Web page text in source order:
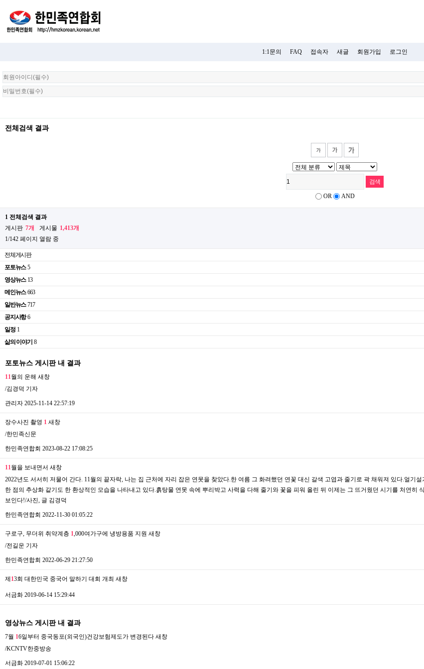
1:1문의 FAQ 접속자 새글 회원가입 로그인
회
원
로
전체검색 결과
OR AND
1 전체검색 결과
게시판 7개 게시물 1,413개
1/142 페이지 열람 중
전체게시판
포토뉴스 5
영상뉴스 13
메인뉴스 663
일반뉴스 717
공지사항 6
일정 1
삶의 이야기 8
포토뉴스 게시판 내 결과
11월의 운해 새창
/김경덕 기자
관리자 2025-11-14 22:57:19
장수사진 촬영 1 새창
/한민족신문
한민족연합회 2023-08-22 17:08:25
11월을 보내면서 새창
2022년도 서서히 저물어 간다. 11월의 끝자락, 나는 집 근처에 자리 잡은 연못을 찾았다.한 여름 그 화려했던 연꽃 대신 갈색 고엽과 줄기로 곽 채워져 있다.얼기
한 점의 추상화 같기도 한 환상적인 모습을 나타내고 있다.흙탕물 연못 속에 뿌리박고 사력을 다해 줄기와 꽃을 피워 올린 뒤 이제는 그 뜨거웠던 시기를 처연
보인다!/사진, 글 김경덕
한민족연합회 2022-11-30 01:05:22
구로구, 무더위 취약계층 1,000여가구에 냉방용품 지원 새창
/전길운 기자
한민족연합회 2022-06-29 21:27:50
제 13회 대한민국 중국어 말하기 대회 개최 새창
서금화 2019-06-14 15:29:44
영상뉴스 게시판 내 결과
7월 16일부터 중국동포(외국인)건강보험제도가 변경된다 새창
/KCNTV한중방송
서금화 2019-07-01 15:06:22